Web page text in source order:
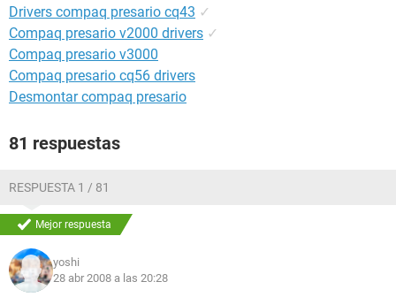
Drivers compaq presario cq43 ✓
Compaq presario v2000 drivers ✓
Compaq presario v3000
Compaq presario cq56 drivers
Desmontar compaq presario
81 respuestas
RESPUESTA 1 / 81
Mejor respuesta
yoshi
28 abr 2008 a las 20:28